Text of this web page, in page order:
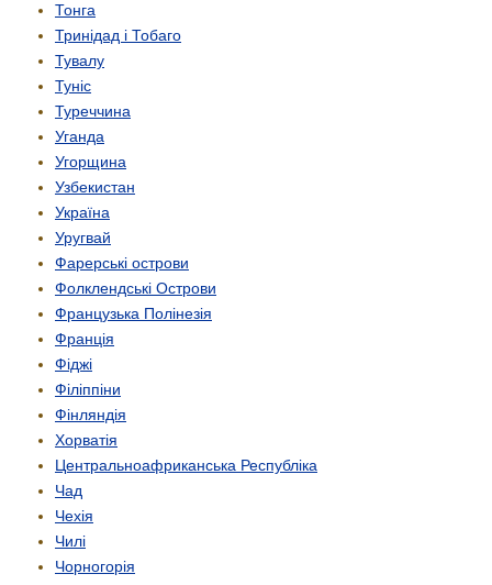
Тонга
Тринідад і Тобаго
Тувалу
Туніс
Туреччина
Уганда
Угорщина
Узбекистан
Україна
Уругвай
Фарерські острови
Фолклендські Острови
Французька Полінезія
Франція
Фіджі
Філіппіни
Фінляндія
Хорватія
Центрально­африканська Республіка
Чад
Чехія
Чилі
Чорногорія